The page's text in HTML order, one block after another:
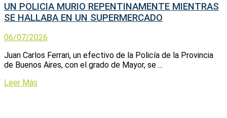
UN POLICIA MURIO REPENTINAMENTE MIENTRAS
SE HALLABA EN UN SUPERMERCADO
06/07/2026
Juan Carlos Ferrari, un efectivo de la Policía de la Provincia
de Buenos Aires, con el grado de Mayor, se ...
Leer Más